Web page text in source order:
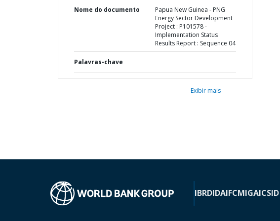
Nome do documento
Papua New Guinea - PNG
Energy Sector Development
Project : P101578 -
Implementation Status
Results Report : Sequence 04
Palavras-chave
Exibir mais
IBRDIDAIFCMIGAICSID